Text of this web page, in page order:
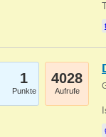
1
Punkte
4028
Aufrufe